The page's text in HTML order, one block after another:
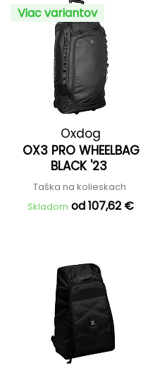
Viac variantov
Oxdog
OX3 PRO WHEELBAG
BLACK '23
Taška na kolieskach
Skladom od 107,62 €